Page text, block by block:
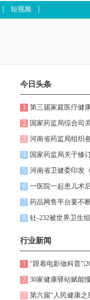
短视频
今日头条
1 第三届家庭医疗健康促进大会暨
2 国家药监局综合司关于印发化妆
3 河南省药监局组织各地监管部门对全
4 国家药监局关于修订更年安制
5 河南省卫健委印发《河南省医
6 一医院一起患儿术
7 药品网售平台要不断压实主体
8 钍-232被世界卫生组织国际
行业新闻
1 “跟着电影做科普”|2026CACA全域科普行
2 30家健康驿站赋能慢病管理 “
3 第六届“人民健康之